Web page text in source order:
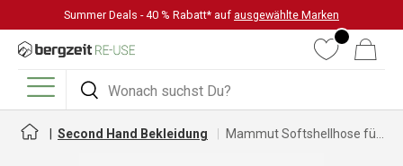
DIREKT ZUM INHALT
Summer Deals - 40 % Rabatt* auf ausgewählte Marken
Suchen
Suchen
WunschlisteWarenkorb
Menü
Second Hand Bekleidung